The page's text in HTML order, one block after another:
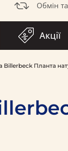
Обмін
Акції
Billerbeck Планта